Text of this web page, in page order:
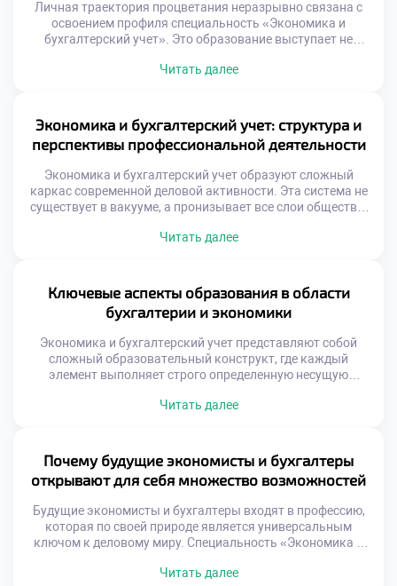
Личная траектория процветания неразрывно связана с
освоением профиля специальность «Экономика и
бухгалтерский учет». Это образование выступает не
формирование жизненной стратегии. Финансовая
рационально распоряжаться ресурсами закладывает
базу для материального благополучия.
Профессиональные компетенции становятся щитом от
жизненных невзгод и кризисов. […]
Читать далее
Экономика и бухгалтерский учет: структура и
перспективы профессиональной деятельности
Экономика и бухгалтерский учет образуют сложный
каркас современной деловой активности. Эта система не
существует в вакууме, а пронизывает все слои общества.
работу часового механизма. Каждая шестеренка
Абитуриенты видят лишь вершину этого айсберга.
Глубинная структура профессии скрыта от посторонних
глаз. Понимание архитектуры специальности […]
Читать далее
Ключевые аспекты образования в области
бухгалтерии и экономики
Экономика и бухгалтерский учет представляют собой
сложный образовательный конструкт, где каждый
элемент выполняет строго определенную несущую
выверенная система формирования профессионального
каждого учебного часа. Абитуриенты, планирующие
поступить учиться в техникум без ЕГЭ, должны
осознавать многогранность предстоящей подготовки.
Здесь нет […]
Читать далее
Почему будущие экономисты и бухгалтеры
открывают для себя множество возможностей
Будущие экономисты и бухгалтеры входят в профессию,
которая по своей природе является универсальным
ключом к деловому миру. Специальность «Экономика и
рамками одной функции или отрасли, а напротив,
Читать далее